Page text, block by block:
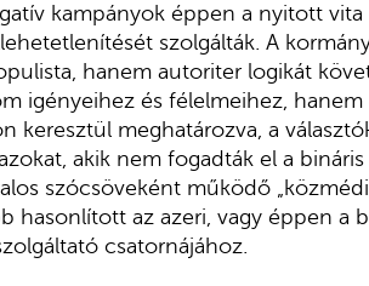
kampányok éppen a nyitott vita
szolgálták. A
hanem autoriter logikát
igényeihez és félelmeihez,
keresztül meghatározva, a
akik nem fogadták el a
szócsöveként működő
hasonlított az azeri, vagy éppen a
csatornájához.